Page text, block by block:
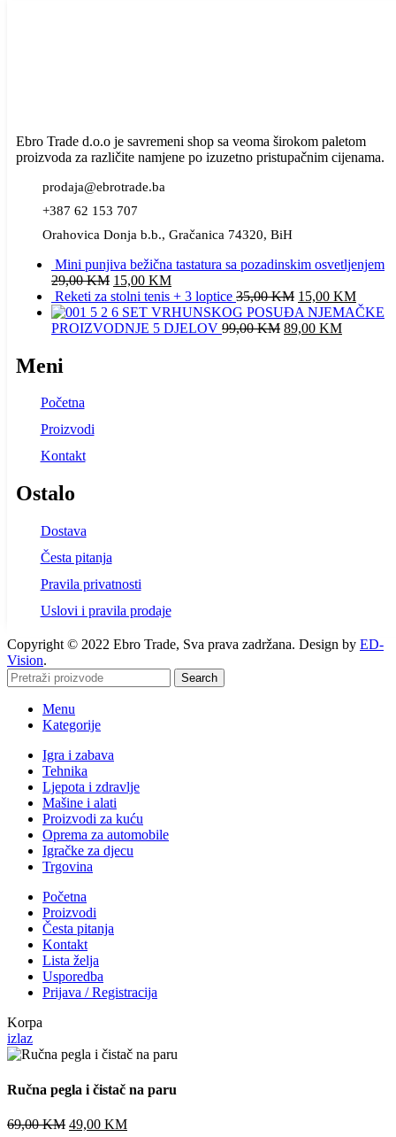
Ebro Trade d.o.o je savremeni shop sa veoma širokom paletom
proizvoda za različite namjene po izuzetno pristupačnim cijenama.
prodaja@ebrotrade.ba
+387 62 153 707
Orahovica Donja b.b., Gračanica 74320, BiH
Mini punjiva bežična tastatura sa pozadinskim osvetljenjem
29,00KM Original
price
was:
29,00 KM.
15,00 KMCurrent
price
is:
15,00 KM.
Reketi za stolni tenis + 3 loptice 35,00KM Original
price
was:
15,00 KM
price
SET VRHUNSKOG POSUĐA NJEMAČKE
PROIZVODNJE 5 DJELOV 99,00KM Original
89,00 KMCurrent
Meni
Početna
Proizvodi
Kontakt
Ostalo
Dostava
Česta pitanja
Pravila privatnosti
Uslovi i pravila prodaje
Copyright © 2022 Ebro Trade, Sva prava zadržana. Design by ED-
Vision.
Search
Menu
Kategorije
Igra i zabava
Tehnika
Ljepota i zdravlje
Mašine i alati
Proizvodi za kuću
Oprema za automobile
Igračke za djecu
Trgovina
Početna
Proizvodi
Česta pitanja
Kontakt
Lista želja
Usporedba
Prijava / Registracija
Korpa
izlaz
Ručna pegla i čistač na paru
69,00KM Original
49,00 KMCurrent